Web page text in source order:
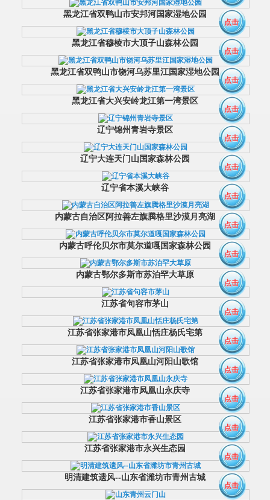
黑龙江省双鸭山市安邦河国家湿地公园
点击
黑龙江省穆棱市大顶子山森林公园
点击
黑龙江省双鸭山市饶河乌苏里江国家湿地公园
点击
黑龙江省大兴安岭龙江第一湾景区
点击
辽宁锦州青岩寺景区
点击
辽宁大连天门山国家森林公园
点击
辽宁省本溪大峡谷
点击
内蒙古自治区阿拉善左旗腾格里沙漠月亮湖
点击
内蒙古呼伦贝尔市莫尔道嘎国家森林公园
点击
内蒙古鄂尔多斯市苏泊罕大草原
点击
江苏省句容市茅山
点击
江苏省张家港市凤凰山恬庄杨氏宅第
点击
江苏省张家港市凤凰山河阳山歌馆
点击
江苏省张家港市凤凰山永庆寺
点击
江苏省张家港市香山景区
点击
江苏省张家港市永兴生态园
点击
明清建筑遗风--山东省潍坊市青州古城
点击